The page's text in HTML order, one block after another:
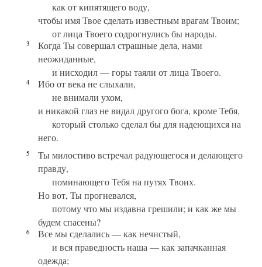
как от кипятящего воду,
чтобы имя Твое сделать известным врагам Твоим;
от лица Твоего содрогнулись бы народы.
3
Когда Ты совершал страшные дела, нами
неожиданные,
и нисходил — горы таяли от лица Твоего.
4
Ибо от века не слыхали,
не внимали ухом,
и никакой глаз не видал другого бога, кроме Тебя,
который столько сделал бы для надеющихся на
него.
5
Ты милостиво встречал радующегося и делающего
правду,
поминающего Тебя на путях Твоих.
Но вот, Ты прогневался,
потому что мы издавна грешили; и как же мы
будем спасены?
6
Все мы сделались — как нечистый,
и вся праведность наша — как запачканная
одежда;